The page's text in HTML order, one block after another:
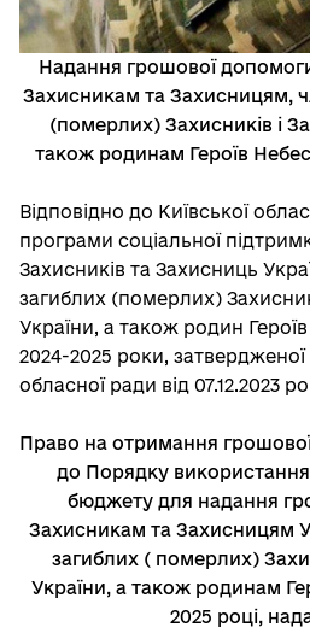
Надання грошової допомоги
Захисникам та Захисницям,
(померлих) Захисників і
також родинам Героїв
Відповідно до Київської
програми соціальної
Захисників та Захисниць
загиблих (померлих)
України, а також родин
2024-2025 роки,
обласної ради від 07.12.2023
Право на отримання
до Порядку
бюджету для надання
Захисникам та Захисницям
загиблих ( померлих)
України, а також родинам
2025 році,